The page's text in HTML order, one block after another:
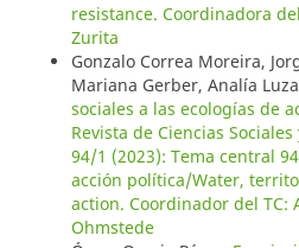
resistance. Coordinadora
Zurita
Gonzalo Correa Moreira,
Mariana Gerber, Analía
sociales a las ecologías de
Revista de Ciencias
94/1 (2023): Tema central
acción política/Water,
action. Coordinador del TC:
Ohmstede